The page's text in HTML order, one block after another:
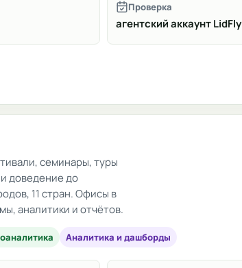
Проверка
агентский аккаунт LidFly
семинары, туры
доведение до
11 стран. Офисы в
аналитики и отчётов.
Аналитика и дашборды